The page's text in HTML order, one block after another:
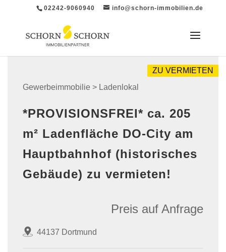
02242-9060940 info@schorn-immobilien.de
Gewerbeimmobilie > Ladenlokal
ZU VERMIETEN
*PROVISIONSFREI* ca. 205
m² Ladenfläche DO-City am
Hauptbahnhof (historisches
Gebäude) zu vermieten!
44137 Dortmund
Preis auf Anfrage